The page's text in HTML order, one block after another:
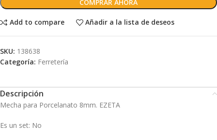
COMPRAR AHORA
Add to compare Añadir a la lista de deseos
SKU: 138638
Categoría: Ferretería
Descripción
Mecha para Porcelanato 8mm. EZETA
Es un set: No